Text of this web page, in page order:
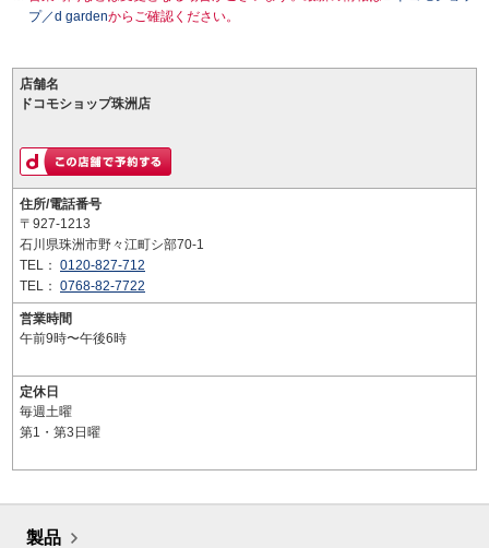
プ／d gardenからご確認ください。
店舗名
ドコモショップ珠洲店
住所/電話番号
〒927-1213
石川県珠洲市野々江町シ部70-1
TEL： 0120-827-712
TEL： 0768-82-7722
営業時間
午前9時〜午後6時
定休日
毎週土曜
第1・第3日曜
製品